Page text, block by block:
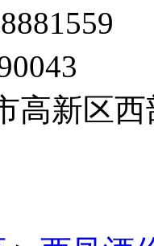
高新区西